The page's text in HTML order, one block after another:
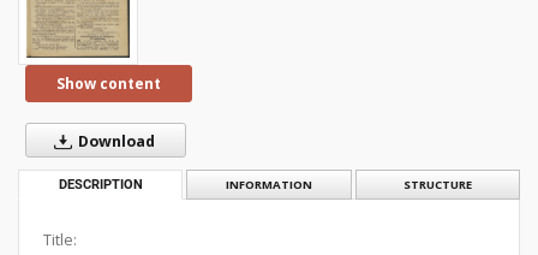
Show content
Download
DESCRIPTION INFORMATION STRUCTURE
Title: